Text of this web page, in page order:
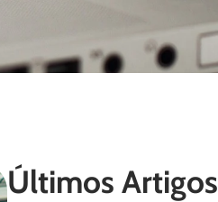
Últimos Artigos